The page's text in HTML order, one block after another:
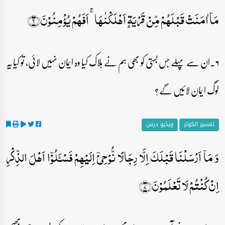
مَاۤ اٰمَنَتۡ قَبۡلَہُمۡ مِّنۡ قَرۡیَۃٍ اَہۡلَکۡنٰہَا ۚ اَفَہُمۡ یُؤۡمِنُوۡنَ﴿۶﴾
۶۔ان سے پہلے جس بستی کو بھی ہم نے ہلاک کیا وہ ایمان نہیں لائی، تو کیا یہ
لوگ ایمان لائیں گے؟
تفسیر الکوثر ویڈیو درس
وَ مَاۤ اَرۡسَلۡنَا قَبۡلَکَ اِلَّا رِجَالًا نُّوۡحِیۡۤ اِلَیۡہِمۡ فَسۡـَٔلُوۡۤا اَہۡلَ الذِّکۡرِ
اِنۡ کُنۡتُمۡ لَا تَعۡلَمُوۡنَ﴿۷﴾